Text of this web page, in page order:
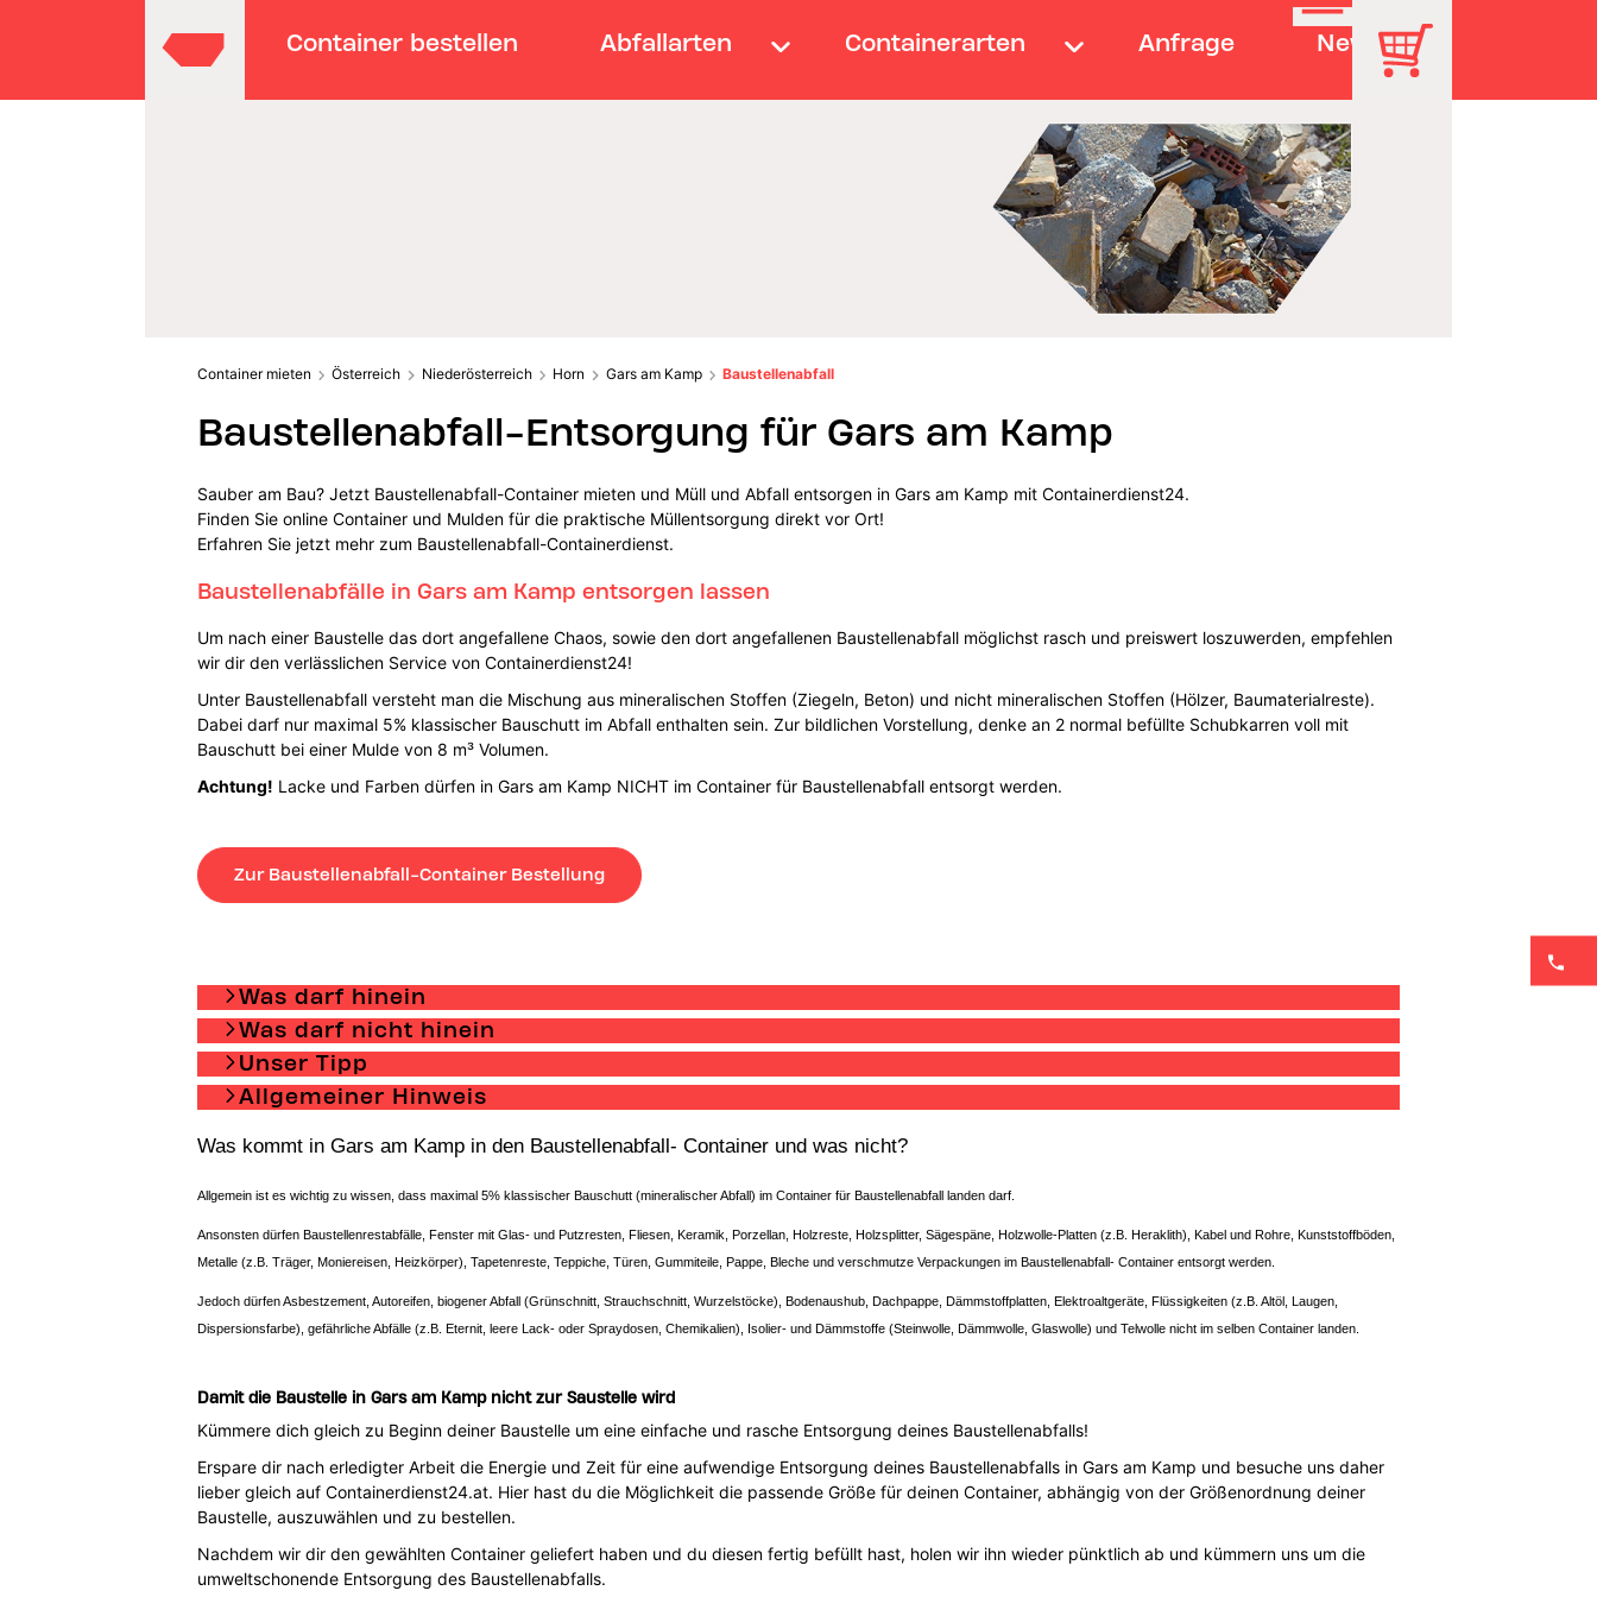
Container bestellen Abfallarten Containerarten Anfrage News
Container mieten Österreich Niederösterreich Horn Gars am Kamp Baustellenabfall
Baustellenabfall-Entsorgung für Gars am Kamp
Sauber am Bau? Jetzt Baustellenabfall-Container mieten und Müll und Abfall entsorgen in Gars am Kamp mit Containerdienst24.
Finden Sie online Container und Mulden für die praktische Müllentsorgung direkt vor Ort!
Erfahren Sie jetzt mehr zum Baustellenabfall-Containerdienst.
Baustellenabfälle in Gars am Kamp entsorgen lassen
Um nach einer Baustelle das dort angefallene Chaos, sowie den dort angefallenen Baustellenabfall möglichst rasch und preiswert loszuwerden, empfehlen
wir dir den verlässlichen Service von Containerdienst24!
Unter Baustellenabfall versteht man die Mischung aus mineralischen Stoffen (Ziegeln, Beton) und nicht mineralischen Stoffen (Hölzer, Baumaterialreste).
Dabei darf nur maximal 5% klassischer Bauschutt im Abfall enthalten sein. Zur bildlichen Vorstellung, denke an 2 normal befüllte Schubkarren voll mit
Bauschutt bei einer Mulde von 8 m³ Volumen.
Achtung! Lacke und Farben dürfen in Gars am Kamp NICHT im Container für Baustellenabfall entsorgt werden.
Zur Baustellenabfall-Container Bestellung
Was darf hinein
Was darf nicht hinein
Unser Tipp
Allgemeiner Hinweis
Was kommt in Gars am Kamp in den Baustellenabfall- Container und was nicht?
Allgemein ist es wichtig zu wissen, dass maximal 5% klassischer Bauschutt (mineralischer Abfall) im Container für Baustellenabfall landen darf.
Ansonsten dürfen Baustellenrestabfälle, Fenster mit Glas- und Putzresten, Fliesen, Keramik, Porzellan, Holzreste, Holzsplitter, Sägespäne, Holzwolle-Platten (z.B. Heraklith), Kabel und Rohre, Kunststoffböden,
Metalle (z.B. Träger, Moniereisen, Heizkörper), Tapetenreste, Teppiche, Türen, Gummiteile, Pappe, Bleche und verschmutze Verpackungen im Baustellenabfall- Container entsorgt werden.
Jedoch dürfen Asbestzement, Autoreifen, biogener Abfall (Grünschnitt, Strauchschnitt, Wurzelstöcke), Bodenaushub, Dachpappe, Dämmstoffplatten, Elektroaltgeräte, Flüssigkeiten (z.B. Altöl, Laugen,
Dispersionsfarbe), gefährliche Abfälle (z.B. Eternit, leere Lack- oder Spraydosen, Chemikalien), Isolier- und Dämmstoffe (Steinwolle, Dämmwolle, Glaswolle) und Telwolle nicht im selben Container landen.
Damit die Baustelle in Gars am Kamp nicht zur Saustelle wird
Kümmere dich gleich zu Beginn deiner Baustelle um eine einfache und rasche Entsorgung deines Baustellenabfalls!
Erspare dir nach erledigter Arbeit die Energie und Zeit für eine aufwendige Entsorgung deines Baustellenabfalls in Gars am Kamp und besuche uns daher
lieber gleich auf Containerdienst24.at. Hier hast du die Möglichkeit die passende Größe für deinen Container, abhängig von der Größenordnung deiner
Baustelle, auszuwählen und zu bestellen.
Nachdem wir dir den gewählten Container geliefert haben und du diesen fertig befüllt hast, holen wir ihn wieder pünktlich ab und kümmern uns um die
umweltschonende Entsorgung des Baustellenabfalls.